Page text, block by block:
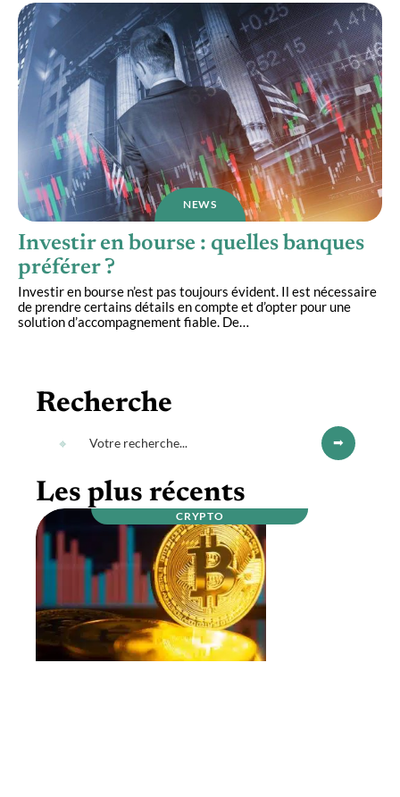
NEWS
Investir en bourse : quelles banques
préférer ?
Investir en bourse n’est pas toujours évident. Il est nécessaire
de prendre certains détails en compte et d’opter pour une
solution d’accompagnement fiable. De
Recherche
Les plus récents
CRYPTO